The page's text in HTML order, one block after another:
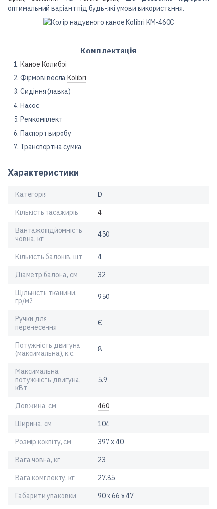
оптимальний варіант під будь-які умови використання.
Комплектація
Каное Колибрі
Фірмові веслаKolibri
Сидіння (лавка)
Насос
Ремкомплект
Паспорт виробу
Транспортна сумка
Характеристики
Категорія D
Кількість пасажирів 4
Вантажопідйомність
човна, кг
450
Кількість балонів, шт 4
Діаметр балона, см 32
Щільність тканини,
гр/м2
950
Ручки для
перенесення
Є
Потужність двигуна
(максимальна), к.с.
8
Максимальна
потужність двигуна,
кВт
5.9
Довжина, см 460
Ширина, см 104
Розмір кокпіту, см 397 х 40
Вага човна, кг 23
Вага комплекту, кг 27.85
Габарити упаковки 90 х 66 х 47